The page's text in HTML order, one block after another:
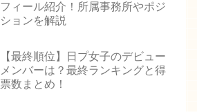
フィール紹介！所属事務所やポジ
ションを解説
【最終順位】日プ女子のデビュー
メンバーは？最終ランキングと得
票数まとめ！